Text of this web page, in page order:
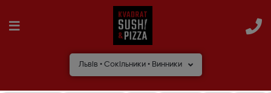
Львів • Сокільники • Винники